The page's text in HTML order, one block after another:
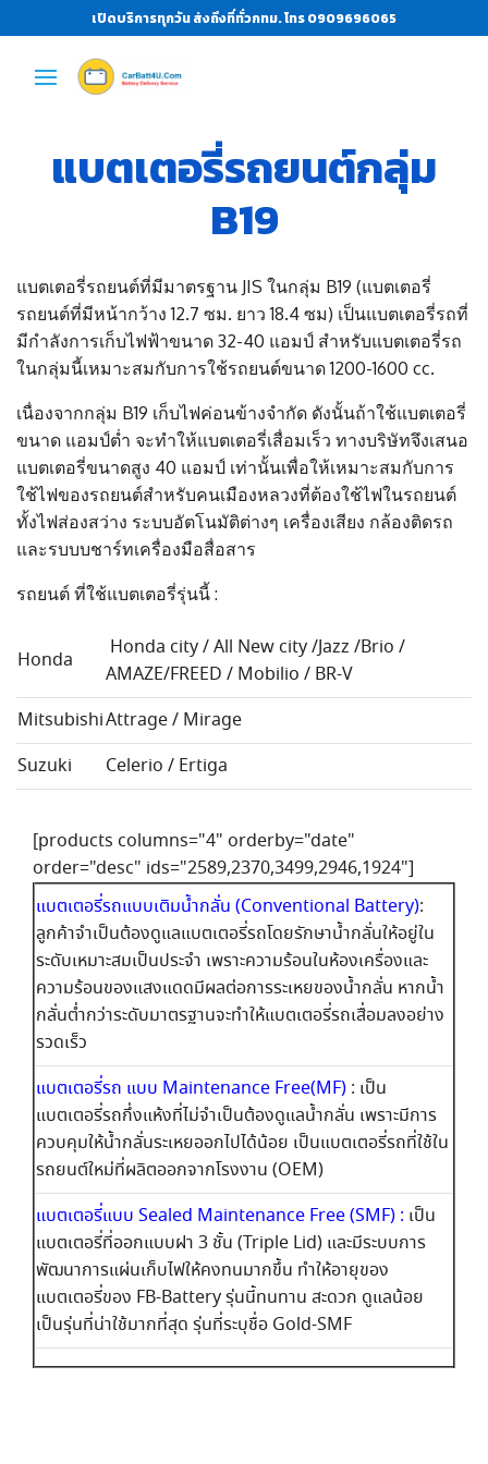
เปิดบริการทุกวัน ส่งถึงที่ทั่วกทม. โทร 0909696065
แบตเตอรี่รถยนต์กลุ่ม
B19
แบตเตอรี่รถยนต์ที่มีมาตรฐาน JIS ในกลุ่ม B19 (แบตเตอรี่
รถยนต์ที่มีหน้ากว้าง 12.7 ซม. ยาว 18.4 ซม) เป็นแบตเตอรี่รถที่
มีกำลังการเก็บไฟฟ้าขนาด 32-40 แอมป์ สำหรับแบตเตอรี่รถ
ในกลุ่มนี้เหมาะสมกับการใช้รถยนต์ขนาด 1200-1600 cc.
เนื่องจากกลุ่ม B19 เก็บไฟค่อนข้างจำกัด ดังนั้นถ้าใช้แบตเตอรี่
ขนาด แอมป์ต่ำ จะทำให้แบตเตอรี่เสื่อมเร็ว ทางบริษัทจึงเสนอ
แบตเตอรี่ขนาดสูง 40 แอมป์ เท่านั้นเพื่อให้เหมาะสมกับการ
ใช้ไฟของรถยนต์สำหรับคนเมืองหลวงที่ต้องใช้ไฟในรถยนต์
ทั้งไฟส่องสว่าง ระบบอัตโนมัติต่างๆ เครื่องเสียง กล้องติดรถ
และรบบบชาร์ทเครื่องมือสื่อสาร
รถยนต์ ที่ใช้แบตเตอรี่รุ่นนี้ :
Honda
Honda city / All New city /Jazz /Brio /
AMAZE/FREED / Mobilio / BR-V
MitsubishiAttrage / Mirage
Suzuki
Celerio / Ertiga
[products columns="4" orderby="date"
order="desc" ids="2589,2370,3499,2946,1924"]
แบตเตอรี่รถแบบเติมน้ำกลั่น (Conventional Battery):
ลูกค้าจำเป็นต้องดูแลแบตเตอรี่รถโดยรักษาน้ำกลั่นให้อยู่ใน
ระดับเหมาะสมเป็นประจำ เพราะความร้อนในห้องเครื่องและ
ความร้อนของแสงแดดมีผลต่อการระเหยของน้ำกลั่น หากน้ำ
กลั่นต่ำกว่าระดับมาตรฐานจะทำให้แบตเตอรี่รถเสื่อมลงอย่าง
รวดเร็ว
แบตเตอรี่รถ แบบ Maintenance Free(MF) : เป็น
แบตเตอรี่รถกึ่งแห้งที่ไม่จำเป็นต้องดูแลน้ำกลั่น เพราะมีการ
ควบคุมให้น้ำกลั่นระเหยออกไปได้น้อย เป็นแบตเตอรี่รถที่ใช้ใน
รถยนต์ใหม่ที่ผลิตออกจากโรงงาน (OEM)
แบตเตอรี่แบบ Sealed Maintenance Free (SMF) : เป็น
แบตเตอรี่ที่ออกแบบฝา 3 ชั้น (Triple Lid) และมีระบบการ
พัฒนาการแผ่นเก็บไฟให้คงทนมากขึ้น ทำให้อายุของ
แบตเตอรี่ของ FB-Battery รุ่นนี้ทนทาน สะดวก ดูแลน้อย
เป็นรุ่นที่น่าใช้มากที่สุด รุ่นที่ระบุชื่อ Gold-SMF